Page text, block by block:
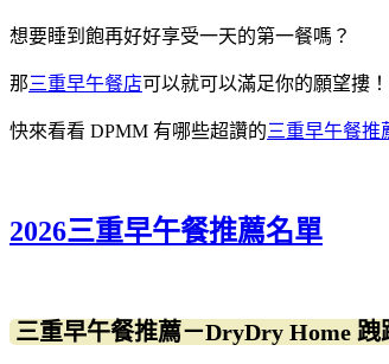
想要睡到飽再好好享受一天的第一餐嗎？
那三重早午餐店可以就可以滿足你的願望摟！
快來看看 DPMM 有哪些超讚的三重早午餐推
2026三重早午餐推薦名單
三重早午餐推薦－DryDry Home 跩